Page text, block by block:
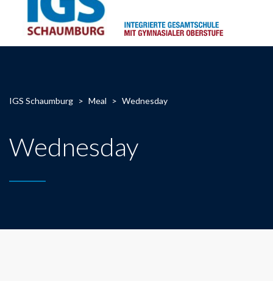
IGS Schaumburg > Meal > Wednesday
Wednesday